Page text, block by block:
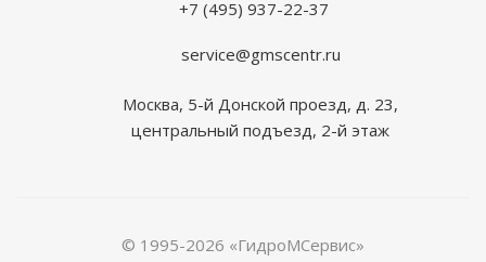
+7 (495) 937-22-37
service@gmscentr.ru
Москва, 5-й Донской проезд, д. 23,
центральный подъезд, 2-й этаж
© 1995-2026 «ГидроМСервис»